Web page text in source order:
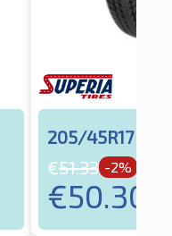
205/45R17 88V
€51.33 -2%
€50.30